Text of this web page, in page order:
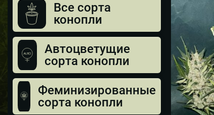
Все сорта
конопли
Автоцветущие
сорта конопли
Феминизированные
сорта конопли